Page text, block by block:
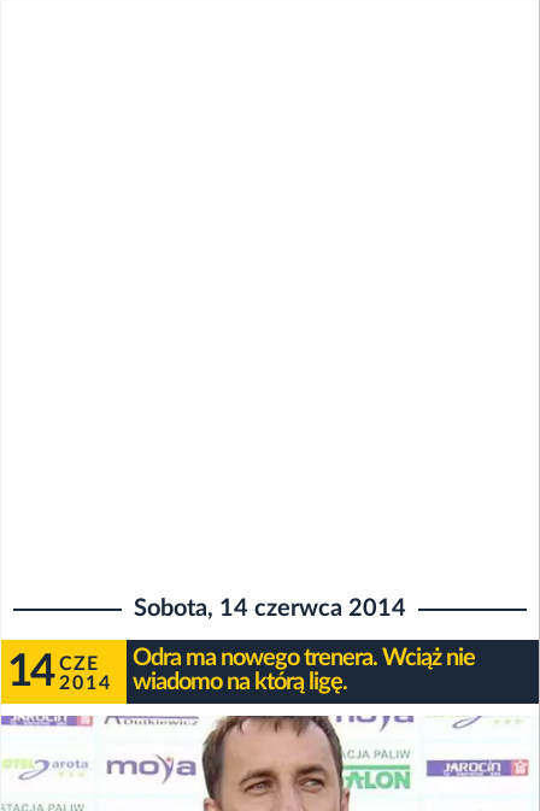
Sobota, 14 czerwca 2014
14 CZE
2014
Odra ma nowego trenera. Wciąż nie
wiadomo na którą ligę.